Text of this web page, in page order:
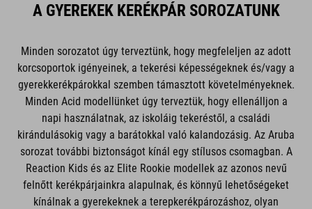
A GYEREKEK KERÉKPÁR SOROZATUNK
Minden sorozatot úgy terveztünk, hogy megfeleljen az adott
korcsoportok igényeinek, a tekerési képességeknek és/vagy a
gyerekkerékpárokkal szemben támasztott követelményeknek.
Minden Acid modellünket úgy terveztük, hogy ellenálljon a
napi használatnak, az iskoláig tekeréstől, a családi
kirándulásokig vagy a barátokkal való kalandozásig. Az Aruba
sorozat további biztonságot kínál egy stílusos csomagban. A
Reaction Kids és az Elite Rookie modellek az azonos nevű
felnőtt kerékpárjainkra alapulnak, és könnyű lehetőségeket
kínálnak a gyerekeknek a terepkerékpározáshoz, olyan